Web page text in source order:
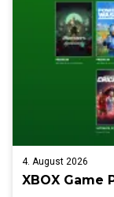
4. August 2026
XBOX Game